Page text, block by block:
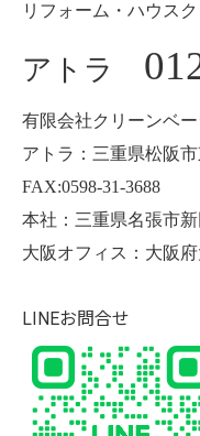
リフォーム・ハウス
アトラ
有限会社クリーンベ
アトラ：三重県松阪
FAX:0598-31-3688
本社：三重県名張市新
大阪オフィス：大阪
LINEお問合せ